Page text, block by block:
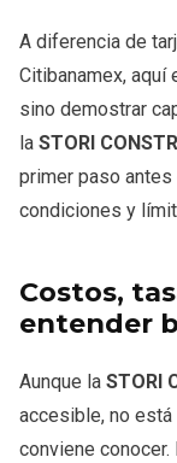
A diferencia de
Citibanamex, aquí
sino demostrar
la STORI
primer paso
condiciones y
Costos,
entender
Aunque la STORI
accesible, no
conviene